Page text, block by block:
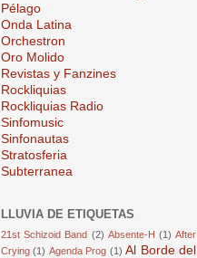
Pélago
Onda Latina
Orchestron
Oro Molido
Revistas y Fanzines
Rockliquias
Rockliquias Radio
Sinfomusic
Sinfonautas
Stratosferia
Subterranea
LLUVIA DE ETIQUETAS
21st Schizoid Band (2) Absente-H (1) After
Crying (1) Agenda Prog (1) Al Borde del